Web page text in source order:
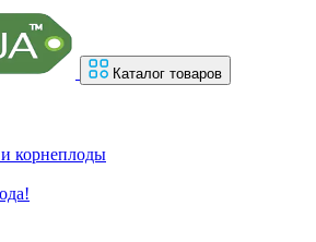
Каталог товаров
и корнеплоды